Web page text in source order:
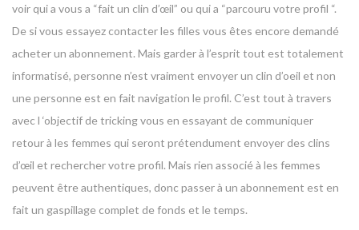
voir qui a vous a “fait un clin d’œil” ou qui a “parcouru votre profil “.
De si vous essayez contacter les filles vous êtes encore demandé
acheter un abonnement. Mais garder à l’esprit tout est totalement
informatisé, personne n’est vraiment envoyer un clin d’oeil et non
une personne est en fait navigation le profil. C’est tout à travers
avec l ‘objectif de tricking vous en essayant de communiquer
retour à les femmes qui seront prétendument envoyer des clins
d’œil et rechercher votre profil. Mais rien associé à les femmes
peuvent être authentiques, donc passer à un abonnement est en
fait un gaspillage complet de fonds et le temps.